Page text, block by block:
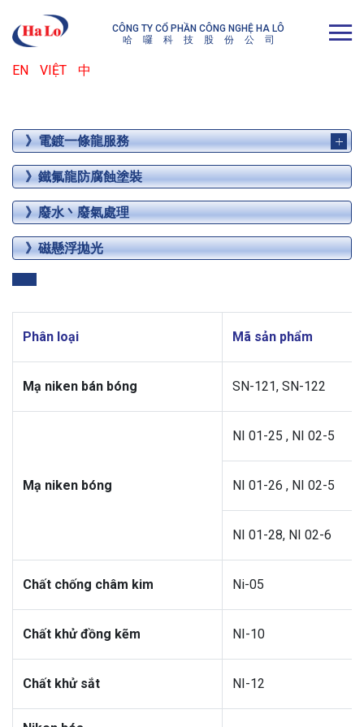
CÔNG TY CỔ PHẦN CÔNG NGHỆ HA LÔ
哈
囉 科 技 股 份 公 司
EN VIỆT 中
》電鍍一條龍服務
》鐵氟龍防腐蝕塗裝
》廢水丶廢氣處理
》磁懸浮拋光
Phân loại Mã sản phẩm
Mạ niken bán bóng SN-121, SN-122
Mạ niken bóng
NI 01-25 , NI 02-5
NI 01-26 , NI 02-5
NI 01-28, NI 02-6
Chất chống châm kim Ni-05
Chất khử đồng kẽm NI-10
Chất khử sắt NI-12